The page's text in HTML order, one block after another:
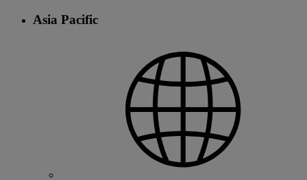
Asia Pacific